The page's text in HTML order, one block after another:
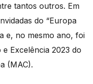
tantos outros. Em
do “Europa
e, no mesmo ano, foi
Excelência 2023 do
(MAC).